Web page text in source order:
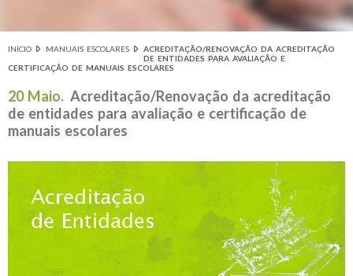
Está aqui
INÍCIO MANUAIS ESCOLARES
ACREDITAÇÃO/RENOVAÇÃO DA ACREDITAÇÃO
DE ENTIDADES PARA AVALIAÇÃO E
CERTIFICAÇÃO DE MANUAIS ESCOLARES
20 Maio. Acreditação/Renovação da acreditação
de entidades para avaliação e certificação de
manuais escolares